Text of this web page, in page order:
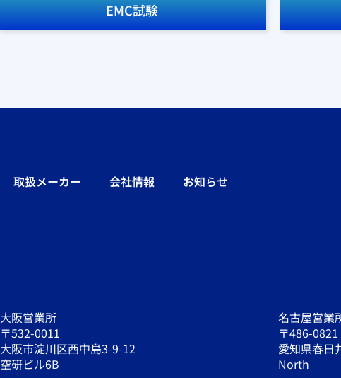
EMC試験
取扱メーカー 会社情報 お知らせ
大阪営業所
〒532-0011
大阪市淀川区西中島3-9-12
空研ビル6B
名古屋営業
〒486-0821
愛知県春日
North